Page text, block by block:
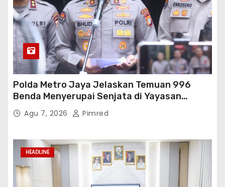
Polda Metro Jaya Jelaskan Temuan 996
Benda Menyerupai Senjata di Yayasan
Jaksel
Agu 7, 2026 Pimred
HEADLINE